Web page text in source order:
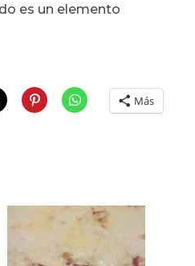
es un elemento
Más